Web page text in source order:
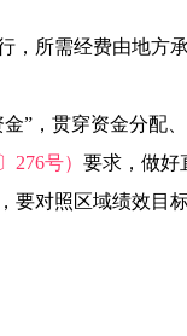
所需经费由地方承
”，贯穿资金分配
276号） 要求，做好
对照区域绩效目